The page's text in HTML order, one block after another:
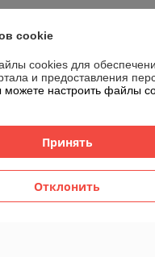
cookies
Deal.by
cookie
cookies для
и предоставления
можете настроить файлы
Принять
Отклонить